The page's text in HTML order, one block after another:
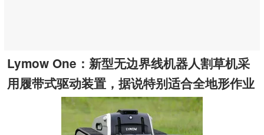
Lymow One：新型无边界线机器人割草机采
用履带式驱动装置，据说特别适合全地形作业